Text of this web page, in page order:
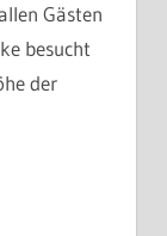
Gästen
besucht
der